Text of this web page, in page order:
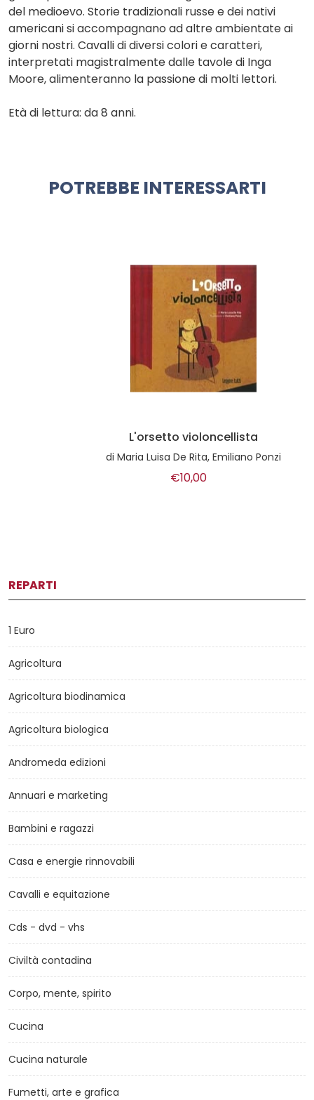
del medioevo. Storie tradizionali russe e dei nativi
americani si accompagnano ad altre ambientate ai
giorni nostri. Cavalli di diversi colori e caratteri,
interpretati magistralmente dalle tavole di Inga
Moore, alimenteranno la passione di molti lettori.
Età di lettura: da 8 anni.
POTREBBE INTERESSARTI
L'orsetto violoncellista
Maria Luisa De Rita, Emiliano Ponzi
REPARTI
1 Euro
Agricoltura
Agricoltura biodinamica
Agricoltura biologica
Andromeda edizioni
Annuari e marketing
Bambini e ragazzi
Casa e energie rinnovabili
Cavalli e equitazione
Cds - dvd - vhs
Civiltà contadina
Corpo, mente, spirito
Cucina
Cucina naturale
Fumetti, arte e grafica